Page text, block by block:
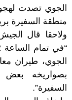
الجوي تصدت
منطقة السفيرة
ولاحقا قال
الجوي، طيران
بصواريخه بعض
السفيرة”.